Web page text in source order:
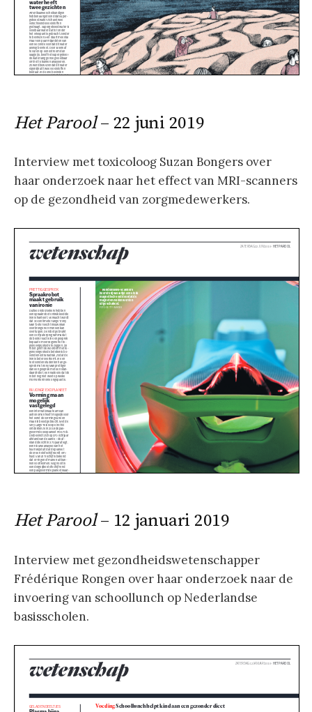
Het Parool– 22 juni 2019
Interview met toxicoloog Suzan Bongers over
haar onderzoek naar het effect van MRI-scanners
op de gezondheid van zorgmedewerkers.
Het Parool– 12 januari 2019
Interview met gezondheidswetenschapper
Frédérique Rongen over haar onderzoek naar de
invoering van schoollunch op Nederlandse
basisscholen.